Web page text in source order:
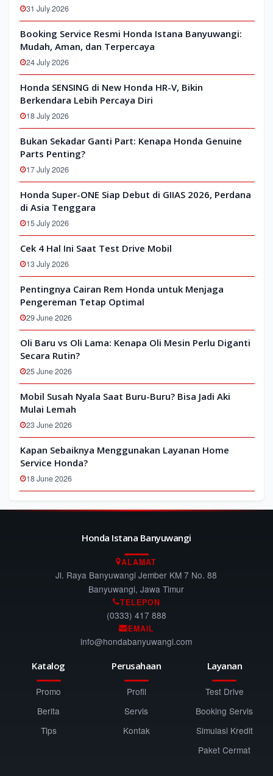
31 July 2026
Booking Service Resmi Honda Istana Banyuwangi:
Mudah, Aman, dan Terpercaya
24 July 2026
Honda SENSING di New Honda HR-V, Bikin
Berkendara Lebih Percaya Diri
18 July 2026
Bukan Sekadar Ganti Part: Kenapa Honda Genuine
Parts Penting?
17 July 2026
Honda Super-ONE Siap Debut di GIIAS 2026, Perdana
di Asia Tenggara
15 July 2026
Cek 4 Hal Ini Saat Test Drive Mobil
13 July 2026
Pentingnya Cairan Rem Honda untuk Menjaga
Pengereman Tetap Optimal
29 June 2026
Oli Baru vs Oli Lama: Kenapa Oli Mesin Perlu Diganti
Secara Rutin?
25 June 2026
Mobil Susah Nyala Saat Buru-Buru? Bisa Jadi Aki
Mulai Lemah
23 June 2026
Kapan Sebaiknya Menggunakan Layanan Home
Service Honda?
18 June 2026
Honda Istana Banyuwangi
ALAMAT
Jl. Raya Banyuwangi Jember KM 7 No. 88
Banyuwangi, Jawa Timur
TELEPON
(0333) 417 888
EMAIL
info@hondabanyuwangi.com
Katalog
Promo
Berita
Tips
Perusahaan
Profil
Servis
Kontak
Layanan
Test Drive
Booking Servis
Simulasi Kredit
Paket Cermat